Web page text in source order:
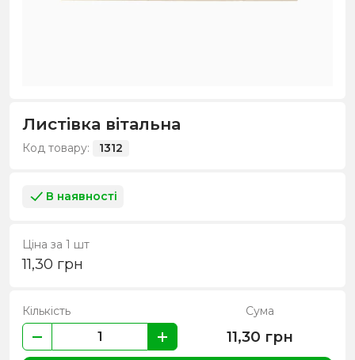
Листівка вітальна
Код товару: 1312
В наявності
Ціна за 1 шт
11,30 грн
Кількість Сума
11,30 грн